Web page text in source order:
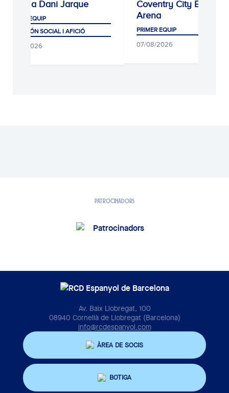
equip a Dani Jarque
PRIMER EQUIP
CLUB, MÓN SOCIAL I AFICIÓ
07/08/2026
Coventry City Building
Arena
PRIMER EQUIP
07/08/2026
PATROCINADORS
Av. Baix Llobregat, 100
08940 Cornellà de Llobregat (Barcelona)
info@rcdespanyol.com
ÀREA DE SOCIS
BOTIGA